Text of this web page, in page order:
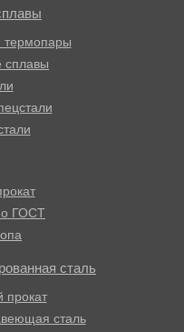
термопары
сплавы
ГОСТ
сталь
сталь